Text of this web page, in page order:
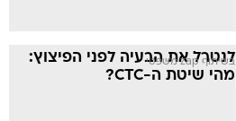
לנטרל את הבעיה לפני הפיצוץ:
מהי שיטת ה-CTC?
בשיתוף zap משפטי